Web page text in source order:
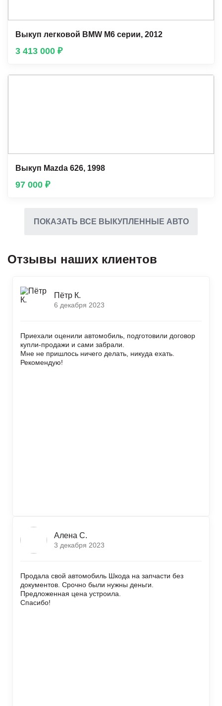
Выкуп легковой BMW М6 серии, 2012
3 413 000 ₽
Выкуп Mazda 626, 1998
97 000 ₽
ПОКАЗАТЬ ВСЕ ВЫКУПЛЕННЫЕ АВТО
Отзывы наших клиентов
Пётр К.
6 декабря 2023
Приехали оценили автомобиль, подготовили договор
купли-продажи и сами забрали.
Мне не пришлось ничего делать, никуда ехать.
Рекомендую!
Алена С.
3 декабря 2023
Продала свой автомобиль Шкода на запчасти без
документов. Срочно были нужны деньги.
Предложенная цена устроила.
Спасибо!